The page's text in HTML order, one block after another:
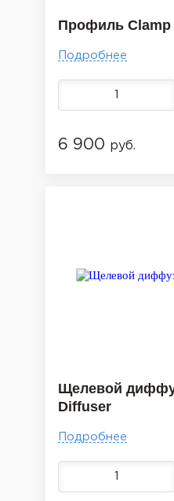
Профиль Clamp
Подробнее
6 900 руб.
Щелевой
Diffuser
Подробнее